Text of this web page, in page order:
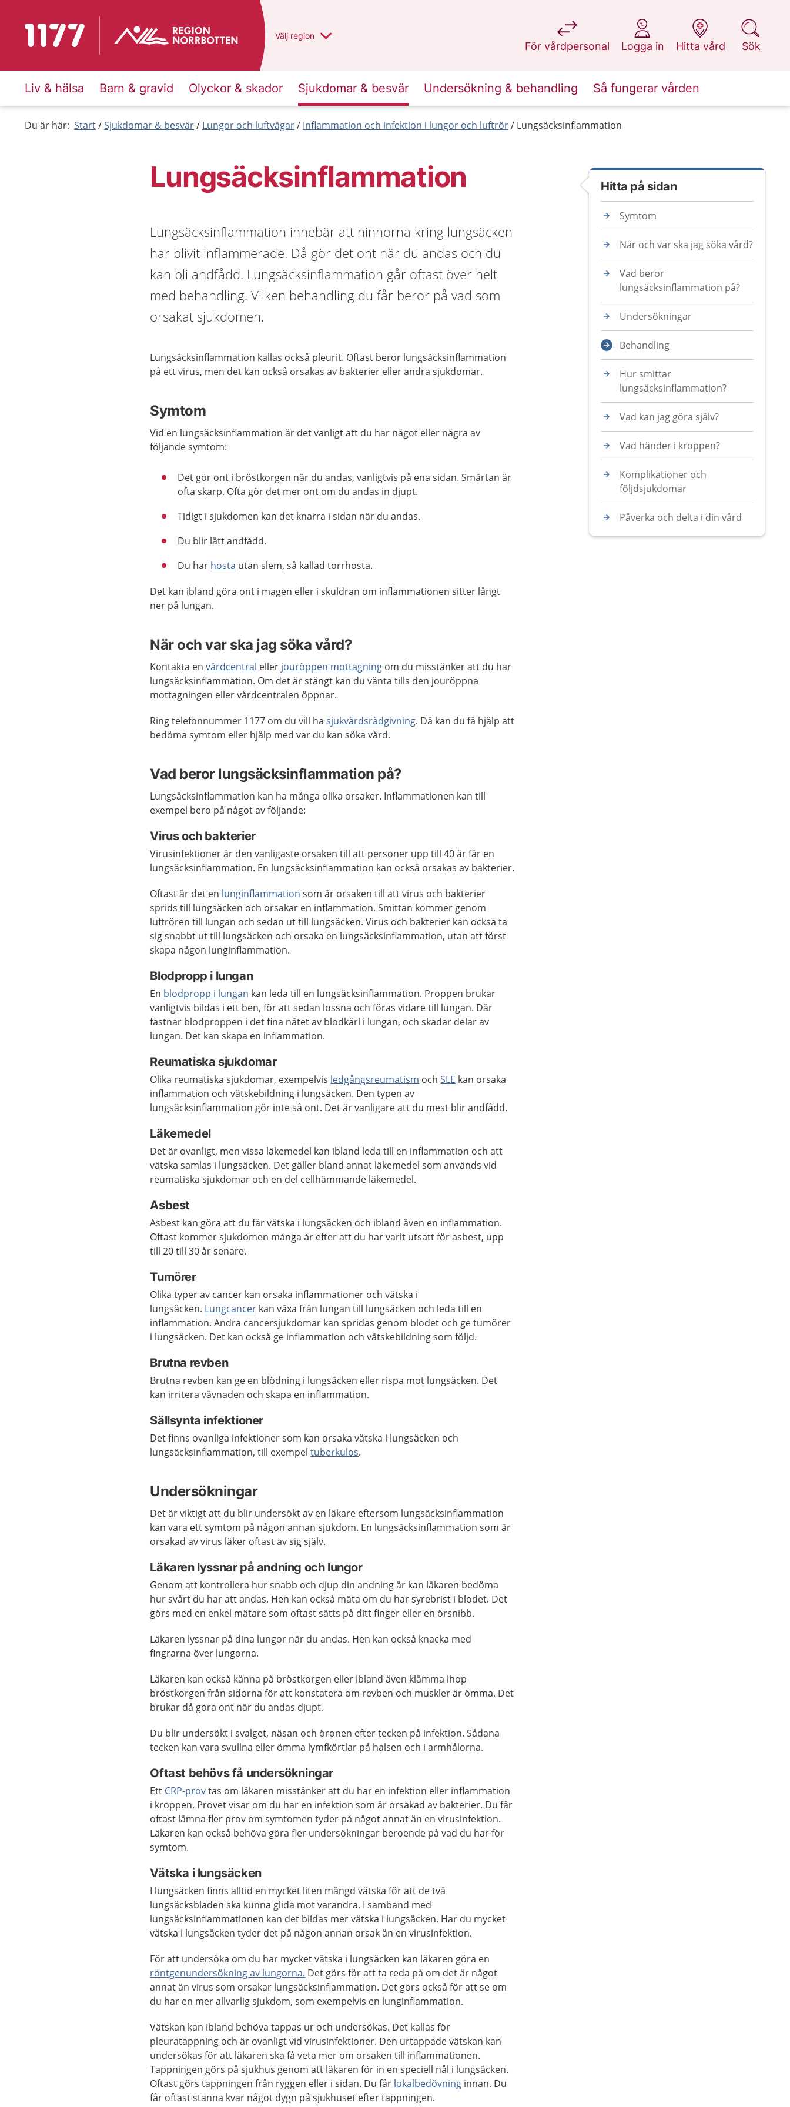
Till startsidan för 1177 Du har valt region
Välj en annan
region
För vårdpersonal
på 1177.se
Logga in
på 1177.se
Hitta vård
på 1177.se
Sök
på 1177.se
Liv & hälsa Barn & gravid Olyckor & skador Sjukdomar & besvär Undersökning & behandling Så fungerar vården
Du är här: Start Sjukdomar & besvär Lungor och luftvägar Inflammation och infektion i lungor och luftrör Lungsäcksinflammation
Lungsäcksinflammation
Lungsäcksinflammation innebär att hinnorna kring lungsäcken
har blivit inflammerade. Då gör det ont när du andas och du
kan bli andfådd. Lungsäcksinflammation går oftast över helt
med behandling. Vilken behandling du får beror på vad som
orsakat sjukdomen.
Lungsäcksinflammation kallas också pleurit. Oftast beror lungsäcksinflammation
på ett virus, men det kan också orsakas av bakterier eller andra sjukdomar.
Symtom
Vid en lungsäcksinflammation är det vanligt att du har något eller några av
följande symtom:
Det gör ont i bröstkorgen när du andas, vanligtvis på ena sidan. Smärtan är
ofta skarp. Ofta gör det mer ont om du andas in djupt.
Tidigt i sjukdomen kan det knarra i sidan när du andas.
Du blir lätt andfådd.
Du har hosta utan slem, så kallad torrhosta.
Det kan ibland göra ont i magen eller i skuldran om inflammationen sitter långt
ner på lungan.
När och var ska jag söka vård?
Kontakta envårdcentral eller jouröppen mottagning om du misstänker att du har
lungsäcksinflammation. Om det är stängt kan du vänta tills den jouröppna
mottagningen eller vårdcentralen öppnar.
Ring telefonnummer 1177 om du vill hasjukvårdsrådgivning. Då kan du få hjälp att
bedöma symtom eller hjälp med var du kan söka vård.
Vad beror lungsäcksinflammation på?
Lungsäcksinflammation kan ha många olika orsaker. Inflammationen kan till
exempel bero på något av följande:
Virus och bakterier
Virusinfektioner är den vanligaste orsaken till att personer upp till 40 år får en
lungsäcksinflammation. En lungsäcksinflammation kan också orsakas av bakterier.
Oftast är det en lunginflammation som är orsaken till att virus och bakterier
sprids till lungsäcken och orsakar en inflammation. Smittan kommer genom
luftrören till lungan och sedan ut till lungsäcken. Virus och bakterier kan också ta
sig snabbt ut till lungsäcken och orsaka en lungsäcksinflammation, utan att först
skapa någon lunginflammation.
Blodpropp i lungan
En blodpropp i lungan kan leda till en lungsäcksinflammation. Proppen brukar
vanligtvis bildas i ett ben, för att sedan lossna och föras vidare till lungan. Där
fastnar blodproppen i det fina nätet av blodkärl i lungan, och skadar delar av
lungan. Det kan skapa en inflammation.
Reumatiska sjukdomar
Olika reumatiska sjukdomar, exempelvis ledgångsreumatism ochSLE kan orsaka
inflammation och vätskebildning i lungsäcken. Den typen av
lungsäcksinflammation gör inte så ont. Det är vanligare att du mest blir andfådd.
Läkemedel
Det är ovanligt, men vissa läkemedel kan ibland leda till en inflammation och att
vätska samlas i lungsäcken. Det gäller bland annat läkemedel som används vid
reumatiska sjukdomar och en del cellhämmande läkemedel.
Asbest
Asbest kan göra att du får vätska i lungsäcken och ibland även en inflammation.
Oftast kommer sjukdomen många år efter att du har varit utsatt för asbest, upp
till 20 till 30 år senare.
Tumörer
Olika typer av cancer kan orsaka inflammationer och vätska i
lungsäcken. Lungcancer kan växa från lungan till lungsäcken och leda till en
inflammation. Andra cancersjukdomar kan spridas genom blodet och ge tumörer
i lungsäcken. Det kan också ge inflammation och vätskebildning som följd.
Brutna revben
Brutna revben kan ge en blödning i lungsäcken eller rispa mot lungsäcken. Det
kan irritera vävnaden och skapa en inflammation.
Sällsynta infektioner
Det finns ovanliga infektioner som kan orsaka vätska i lungsäcken och
lungsäcksinflammation, till exempeltuberkulos.
Undersökningar
Det är viktigt att du blir undersökt av en läkare eftersom lungsäcksinflammation
kan vara ett symtom på någon annan sjukdom. En lungsäcksinflammation som är
orsakad av virus läker oftast av sig själv.
Läkaren lyssnar på andning och lungor
Genom att kontrollera hur snabb och djup din andning är kan läkaren bedöma
hur svårt du har att andas. Hen kan också mäta om du har syrebrist i blodet. Det
görs med en enkel mätare som oftast sätts på ditt finger eller en örsnibb.
Läkaren lyssnar på dina lungor när du andas. Hen kan också knacka med
fingrarna över lungorna.
Läkaren kan också känna på bröstkorgen eller ibland även klämma ihop
bröstkorgen från sidorna för att konstatera om revben och muskler är ömma. Det
brukar då göra ont när du andas djupt.
Du blir undersökt i svalget, näsan och öronen efter tecken på infektion. Sådana
tecken kan vara svullna eller ömma lymfkörtlar på halsen och i armhålorna.
Oftast behövs få undersökningar
Ett CRP-provtas om läkaren misstänker att du har en infektion eller inflammation
i kroppen. Provet visar om du har en infektion som är orsakad av bakterier. Du får
oftast lämna fler prov om symtomen tyder på något annat än en virusinfektion.
Läkaren kan också behöva göra fler undersökningar beroende på vad du har för
symtom.
Vätska i lungsäcken
I lungsäcken finns alltid en mycket liten mängd vätska för att de två
lungsäcksbladen ska kunna glida mot varandra. I samband med
lungsäcksinflammationen kan det bildas mer vätska i lungsäcken. Har du mycket
vätska i lungsäcken tyder det på någon annan orsak än en virusinfektion.
För att undersöka om du har mycket vätska i lungsäcken kan läkaren göra en
röntgenundersökning av lungorna. Det görs för att ta reda på om det är något
annat än virus som orsakar lungsäcksinflammation. Det görs också för att se om
du har en mer allvarlig sjukdom, som exempelvis en lunginflammation.
Vätskan kan ibland behöva tappas ur och undersökas. Det kallas för
pleuratappning och är ovanligt vid virusinfektioner. Den urtappade vätskan kan
undersökas för att läkaren ska få veta mer om orsaken till inflammationen.
Tappningen görs på sjukhus genom att läkaren för in en speciell nål i lungsäcken.
Oftast görs tappningen från ryggen eller i sidan. Du får lokalbedövning innan. Du
får oftast stanna kvar något dygn på sjukhuset efter tappningen.
Hitta på sidan
Symtom
När och var ska jag söka vård?
Vad beror
lungsäcksinflammation på?
Undersökningar
Behandling
Hur smittar
lungsäcksinflammation?
Vad kan jag göra själv?
Vad händer i kroppen?
Komplikationer och
följdsjukdomar
Påverka och delta i din vård